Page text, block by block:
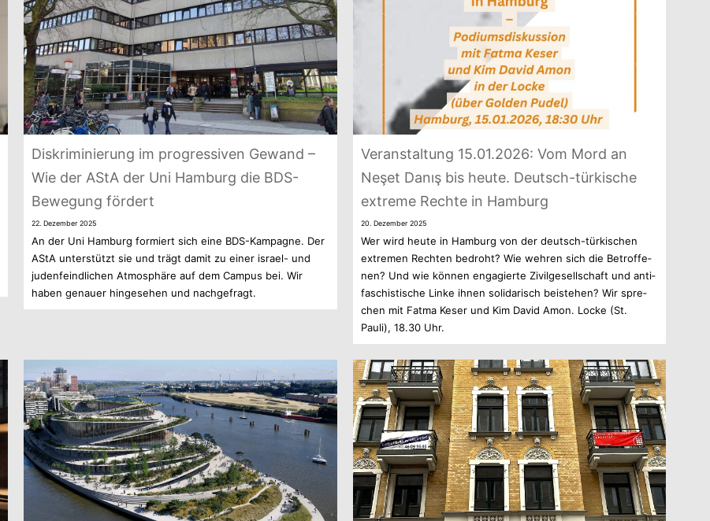
Dis­kri­mi­nie­rung im pro­gres­si­ven Gewand –
Wie der AStA der Uni Ham­burg die BDS-
Bewegung fördert
22. Dezem­ber 2025
An der Uni Ham­burg for­miert sich eine BDS-Kampagne. Der
AStA unter­stützt sie und trägt damit zu einer israel- und
juden­feind­li­chen Atmo­sphäre auf dem Cam­pus bei. Wir
haben genauer hin­ge­se­hen und nachgefragt.
Ver­an­stal­tung 15.01.2026: Vom Mord an
Neşet Danış bis heute. Deutsch-türkische
extreme Rechte in Hamburg
20. Dezem­ber 2025
Wer wird heute in Ham­burg von der deutsch-türkischen
extre­men Rech­ten bedroht? Wie weh­ren sich die Betrof­fe­
nen? Und wie kön­nen enga­gierte Zivil­ge­sell­schaft und anti­
fa­schis­ti­sche Linke ihnen soli­da­risch bei­ste­hen? Wir spre­
chen mit Fatma Keser und Kim David Amon. Locke (St.
Pauli), 18.30 Uhr.